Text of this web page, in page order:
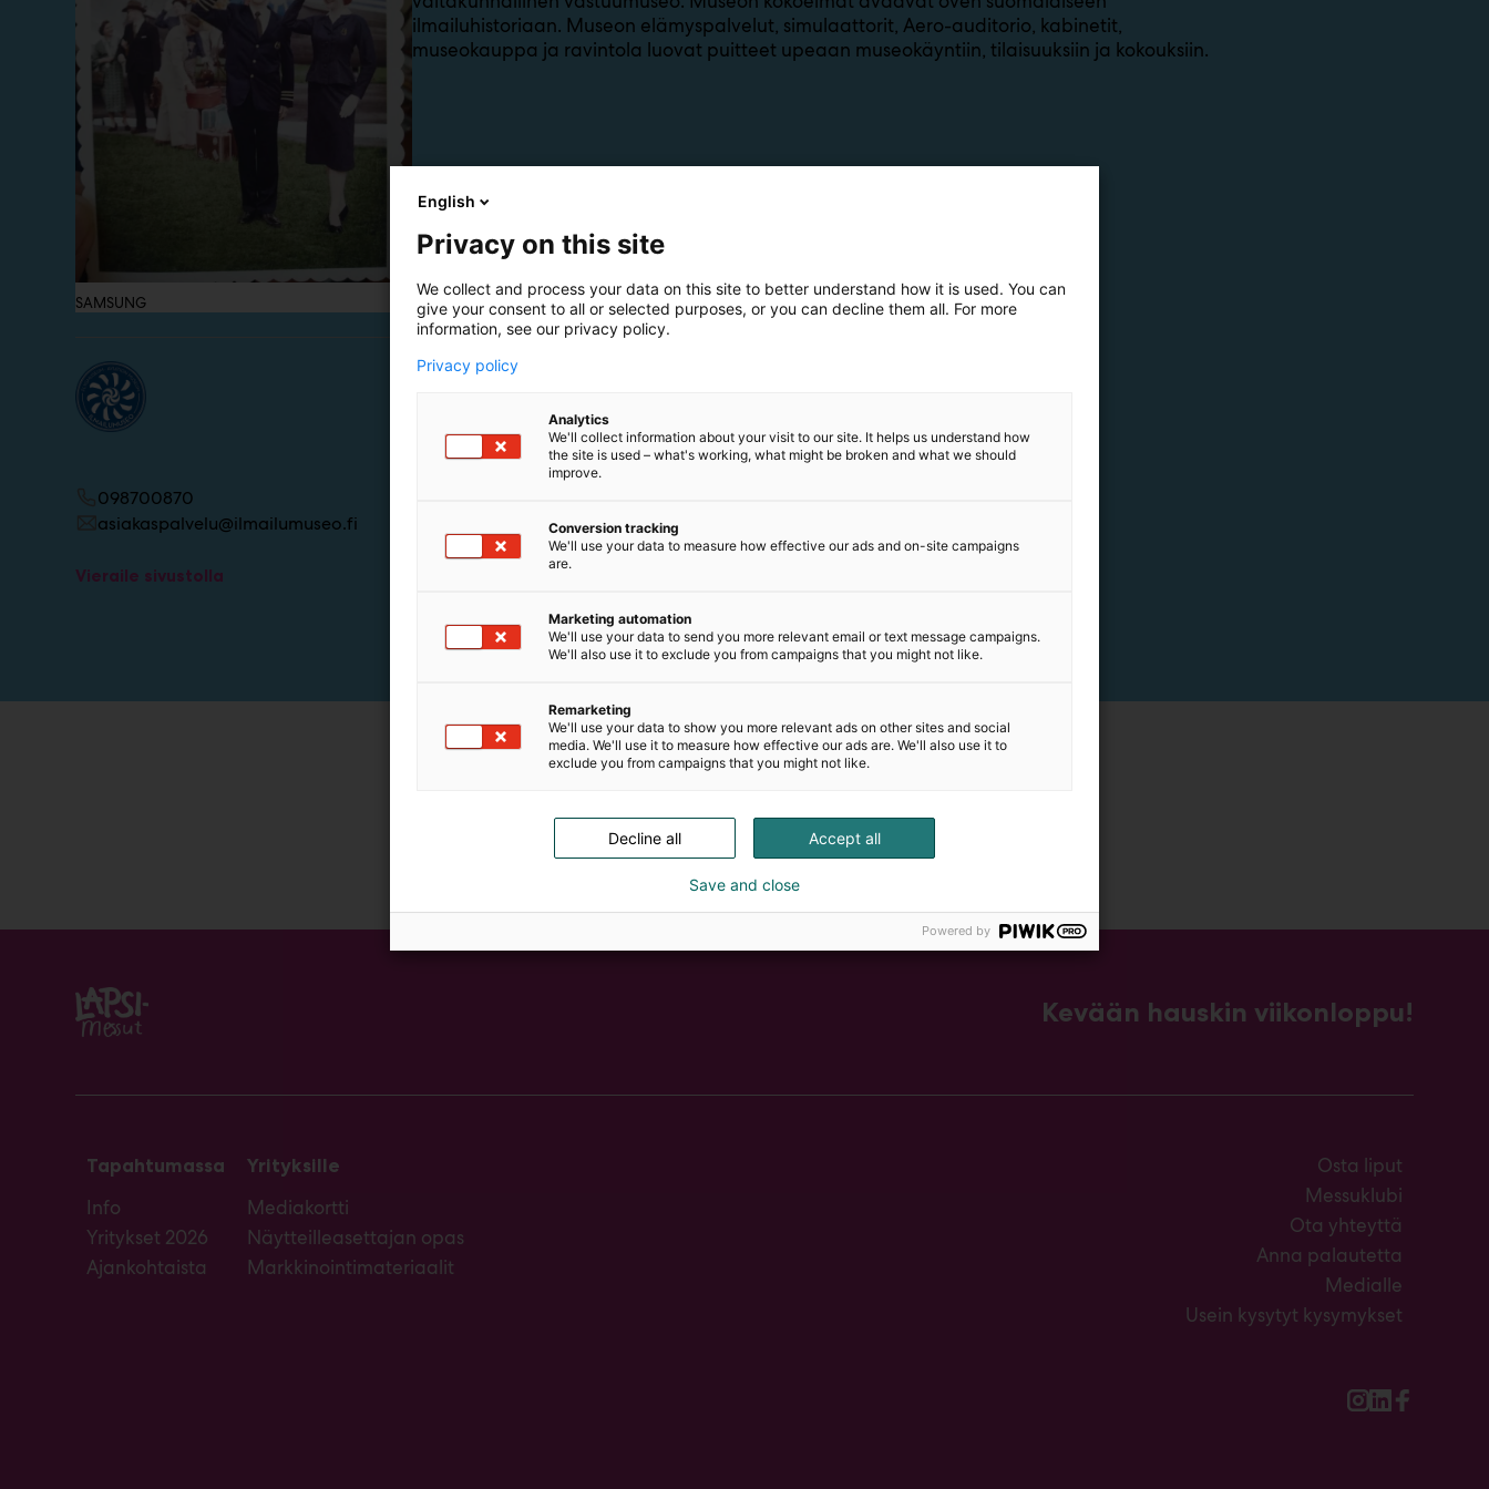
SAMSUNG
098700870
asiakaspalvelu@ilmailumuseo.fi
Vieraile sivustolla
ilmailuhistoriaan. Museon elämyspalvelut, simulaattorit, Aero-auditorio, kabinetit,
museokauppa ja ravintola luovat puitteet upeaan museokäyntiin, tilaisuuksiin ja kokouksiin.
Kevään hauskin viikonloppu!
Tapahtumassa
Info
Yritykset 2026
Ajankohtaista
Yrityksille
Mediakortti
Näytteilleasettajan opas
Markkinointimateriaalit
Osta liput
Messuklubi
Ota yhteyttä
Anna palautetta
Medialle
Usein kysytyt kysymykset
English
Privacy on this site
We collect and process your data on this site to better understand how it is used. You can
give your consent to all or selected purposes, or you can decline them all. For more
information, see our privacy policy.
Privacy policy
Analytics
We'll collect information about your visit to our site. It helps us understand how
the site is used – what's working, what might be broken and what we should
improve.
Conversion tracking
We'll use your data to measure how effective our ads and on-site campaigns
are.
Marketing automation
We'll use your data to send you more relevant email or text message campaigns.
We'll also use it to exclude you from campaigns that you might not like.
Remarketing
We'll use your data to show you more relevant ads on other sites and social
media. We'll use it to measure how effective our ads are. We'll also use it to
exclude you from campaigns that you might not like.
Accept all
Decline all
Save and close
Powered by